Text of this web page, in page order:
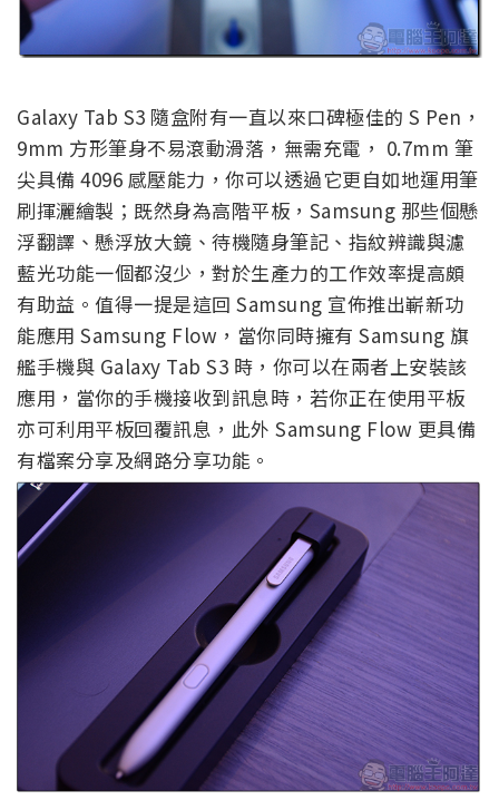
Galaxy Tab S3 隨盒附有一直以來口碑極佳的 S Pen，
9mm 方形筆身不易滾動滑落，無需充電， 0.7mm 筆
尖具備 4096 感壓能力，你可以透過它更自如地運用筆
刷揮灑繪製；既然身為高階平板，Samsung 那些個懸
浮翻譯、懸浮放大鏡、待機隨身筆記、指紋辨識與濾
藍光功能一個都沒少，對於生產力的工作效率提高頗
有助益。值得一提是這回 Samsung 宣佈推出嶄新功
能應用 Samsung Flow，當你同時擁有 Samsung 旗
艦手機與 Galaxy Tab S3 時，你可以在兩者上安裝該
應用，當你的手機接收到訊息時，若你正在使用平板
亦可利用平板回覆訊息，此外 Samsung Flow 更具備
有檔案分享及網路分享功能。